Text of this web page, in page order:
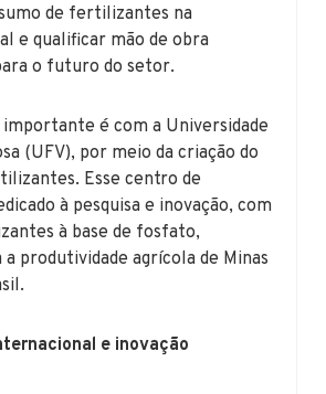
de fertilizantes na
e qualificar mão de obra
o futuro do setor.
é com a Universidade
(UFV), por meio da criação do
Esse centro de
à pesquisa e inovação, com
à base de fosfato,
a produtividade agrícola de Minas
e inovação